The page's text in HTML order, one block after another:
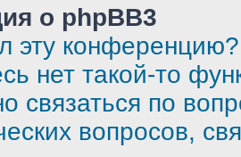
о phpBB3
эту конференцию?
нет такой-то
связаться по
вопросов,